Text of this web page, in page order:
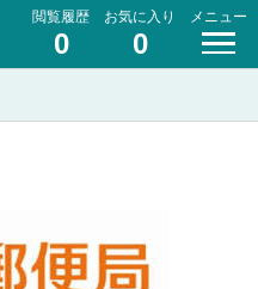
閲覧履歴
0
お気に入り
0
メニュー